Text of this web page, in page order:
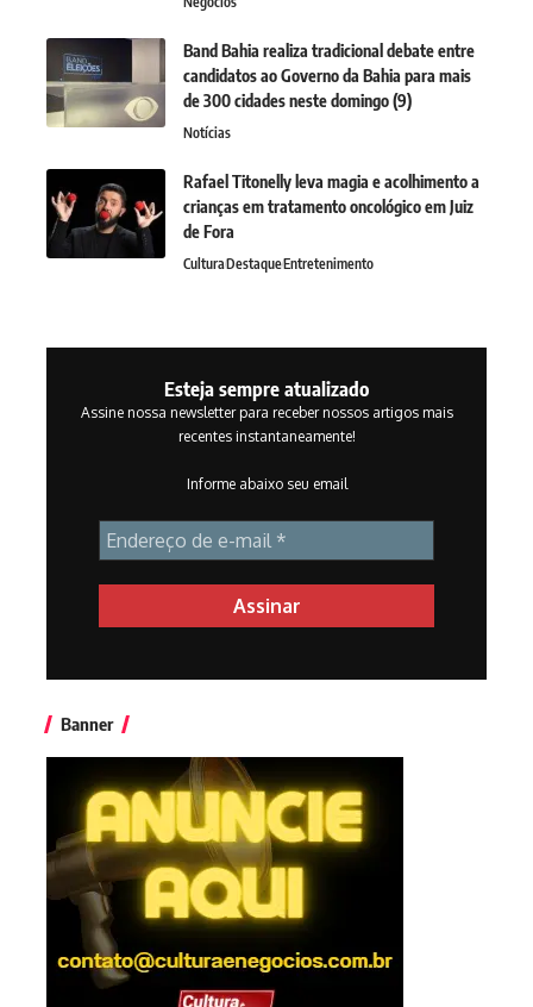
Band Bahia realiza tradicional debate entre
candidatos ao Governo da Bahia para mais
de 300 cidades neste domingo (9)
Notícias
Rafael Titonelly leva magia e acolhimento a
crianças em tratamento oncológico em Juiz
de Fora
CulturaDestaqueEntretenimento
Esteja sempre atualizado
Assine nossa newsletter para receber nossos artigos mais
recentes instantaneamente!
Informe abaixo seu email
Banner